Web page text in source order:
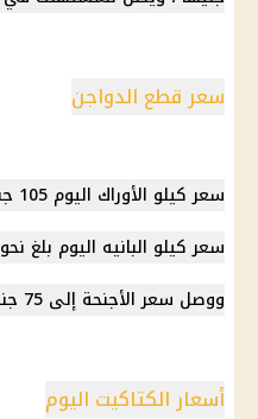
سعر قطع الدواجن
سعر كيلو الأوراك اليوم 105 جنيه.
سعر كيلو البانيه اليوم بلغ نحو 190 جنيهًا.
ووصل سعر الأجنحة إلى 75 جنيها للكيلو اليوم الجمعة.
أسعار الكتاكيت اليوم